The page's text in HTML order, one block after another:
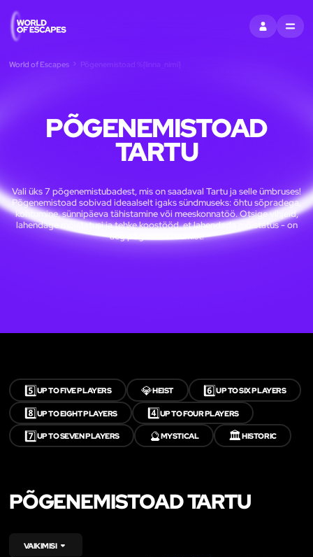
LOGI SISSEMENU
World of Escapes Põgenemistoad %{linna_nimi}
PÕGENEMISTOAD
TARTU
Vali üks 7 põgenemistubadest, mis on saadaval Tartu ja selle ümbruses!
Põgenemistoad sobivad ideaalselt igaks sündmuseks: õhtu sõpradega,
kohtumine, sünnipäeva tähistamine või meeskonnatöö. Otsige vihjeid,
lahendage mõistatusi ja tehke koostööd, et lahendada mõistatus - on
aeg põgeneda ruumist!
5️⃣UP TO FIVE PLAYERS 💎HEIST 6️⃣UP TO SIX PLAYERS
8️⃣UP TO EIGHT PLAYERS 4️⃣UP TO FOUR PLAYERS
7️⃣UP TO SEVEN PLAYERS 🔮MYSTICAL 🏛️HISTORIC
PÕGENEMISTOAD TARTU
VAIKIMISI